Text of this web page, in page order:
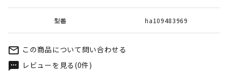
型番 ha109483969
mail_outline この商品について問い合わせる
textsms レビューを見る(0件)